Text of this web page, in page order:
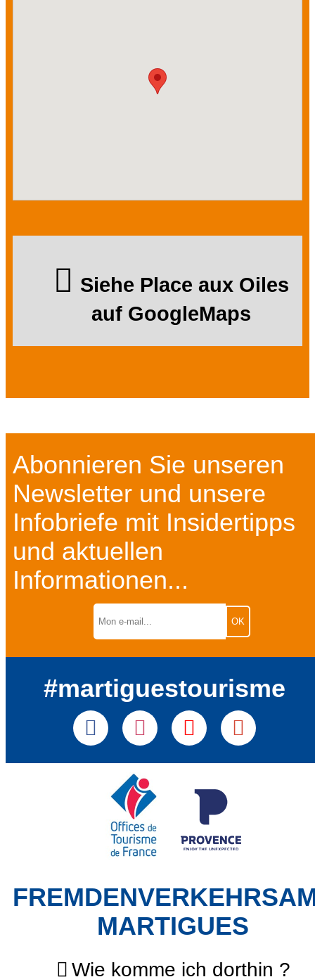
Siehe Place aux Oiles
auf GoogleMaps
Abonnieren Sie unseren
Newsletter und unsere
Infobriefe mit Insidertipps
und aktuellen
Informationen...
#martiguestourisme
MARTIGUES
Wie komme ich dorthin ?